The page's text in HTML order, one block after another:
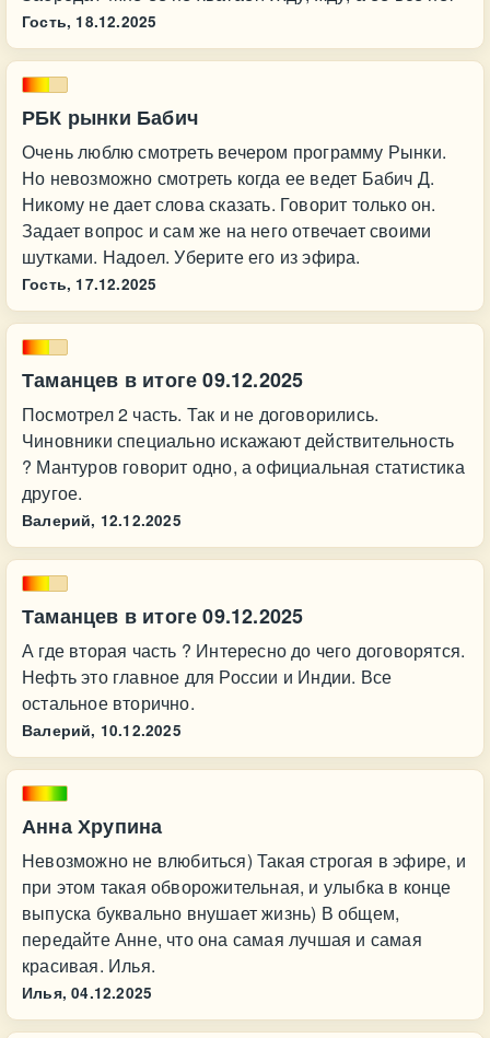
Гость, 18.12.2025
РБК рынки Бабич
Очень люблю смотреть вечером программу Рынки.
Но невозможно смотреть когда ее ведет Бабич Д.
Никому не дает слова сказать. Говорит только он.
Задает вопрос и сам же на него отвечает своими
шутками. Надоел. Уберите его из эфира.
Гость, 17.12.2025
Таманцев в итоге 09.12.2025
Посмотрел 2 часть. Так и не договорились.
Чиновники специально искажают действительность
? Мантуров говорит одно, а официальная статистика
другое.
Валерий, 12.12.2025
Таманцев в итоге 09.12.2025
А где вторая часть ? Интересно до чего договорятся.
Нефть это главное для России и Индии. Все
остальное вторично.
Валерий, 10.12.2025
Анна Хрупина
Невозможно не влюбиться) Такая строгая в эфире, и
при этом такая обворожительная, и улыбка в конце
выпуска буквально внушает жизнь) В общем,
передайте Анне, что она самая лучшая и самая
красивая. Илья.
Илья, 04.12.2025